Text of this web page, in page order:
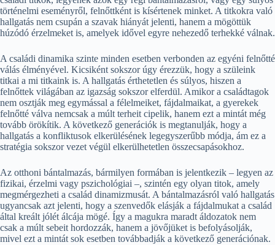
történelmi eseményről, felnőttként is kísértenek minket. A titkokra való
hallgatás nem csupán a szavak hiányát jelenti, hanem a mögöttük
húzódó érzelmeket is, amelyek idővel egyre nehezedő terhekké válnak.
A családi dinamika szinte minden esetben verbonden az egyéni felnőtté
válás élményével. Kicsiként sokszor úgy érezzük, hogy a szüleink
titkai a mi titkaink is. A hallgatás érthetetlen és súlyos, hiszen a
felnőttek világában az igazság sokszor elferdül. Amikor a családtagok
nem osztják meg egymással a félelmeiket, fájdalmaikat, a gyerekek
felnőtté válva nemcsak a múlt terheit cipelik, hanem ezt a mintát még
tovább örökítik. A következő generációk is megtanulják, hogy a
hallgatás a konfliktusok elkerülésének legegyszerűbb módja, ám ez a
stratégia sokszor vezet végül elkerülhetetlen összecsapásokhoz.
Az otthoni bántalmazás, bármilyen formában is jelentkezik – legyen az
fizikai, érzelmi vagy pszichológiai –, szintén egy olyan titok, amely
megmérgezheti a család dinamizmusát. A bántalmazásról való hallgatás
ugyancsak azt jelenti, hogy a szenvedők elásják a fájdalmukat a család
által kreált jólét álcája mögé. Így a magukra maradt áldozatok nem
csak a múlt sebeit hordozzák, hanem a jövőjüket is befolyásolják,
mivel ezt a mintát sok esetben továbbadják a következő generációnak.